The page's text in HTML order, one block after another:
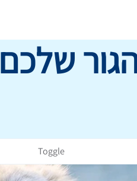
Toggle
שלכם